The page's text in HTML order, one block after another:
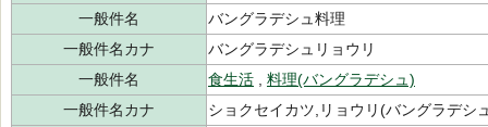
一般件名
バングラデシュ料理
一般件名カナ
バングラデシュリョウリ
一般件名
食生活
料理(バングラデシュ)
一般件名カナ
ショクセイカツ,リョウリ(バングラデシ